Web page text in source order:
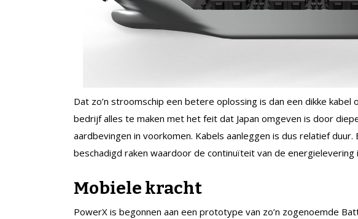
Dat zo’n stroomschip een betere oplossing is dan een dikke
bedrijf alles te maken met het feit dat Japan omgeven is door
aardbevingen in voorkomen. Kabels aanleggen is dus relatief duur.
beschadigd raken waardoor de continuïteit van de energielevering
Mobiele kracht
PowerX is begonnen aan een prototype van zo’n zogenoemde